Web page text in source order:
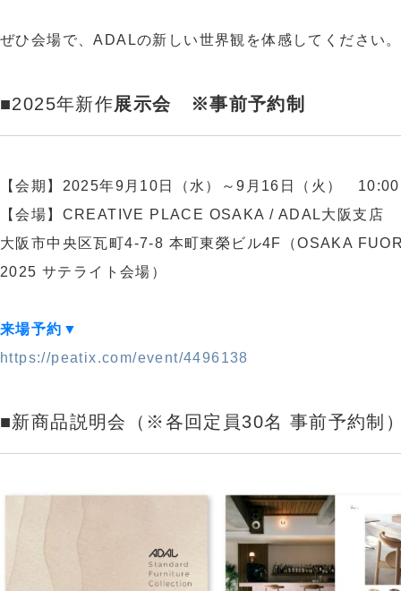
ぜひ会場で、ADALの新しい世界観を体感してください。
■2025年新作展示会 ※事前予約制
【会期】2025年9月10日（水）～9月16日（火）
【会場】CREATIVE PLACE OSAKA / ADAL大阪支店
大阪市中央区瓦町4-7-8 本町東榮ビル4F（OSAKA
2025 サテライト会場）
来場予約▼
https://peatix.com/event/4496138
■新商品説明会（※各回定員30名 事前予約制